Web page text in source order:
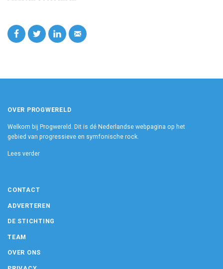
OVER PROGWERELD
Welkom bij Progwereld. Dit is dé Nederlandse webpagina op het
gebied van progressieve en symfonische rock.
Lees verder
CONTACT
ADVERTEREN
DE STICHTING
TEAM
OVER ONS